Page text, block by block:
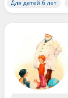
Для детей 6 лет